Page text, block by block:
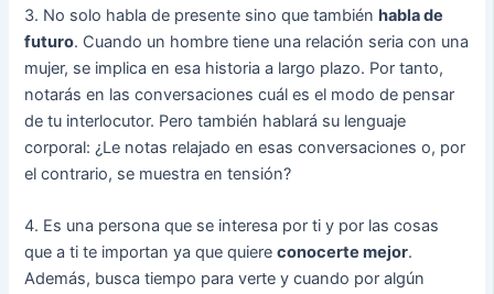
3. No solo habla de presente sino que tambiénhabla de
futuro. Cuando un hombre tiene una relación seria con una
mujer, se implica en esa historia a largo plazo. Por tanto,
notarás en las conversaciones cuál es el modo de pensar
de tu interlocutor. Pero también hablará su lenguaje
corporal: ¿Le notas relajado en esas conversaciones o, por
el contrario, se muestra en tensión?
4. Es una persona que se interesa por ti y por las cosas
que a ti te importan ya que quiereconocerte mejor.
Además, busca tiempo para verte y cuando por algún